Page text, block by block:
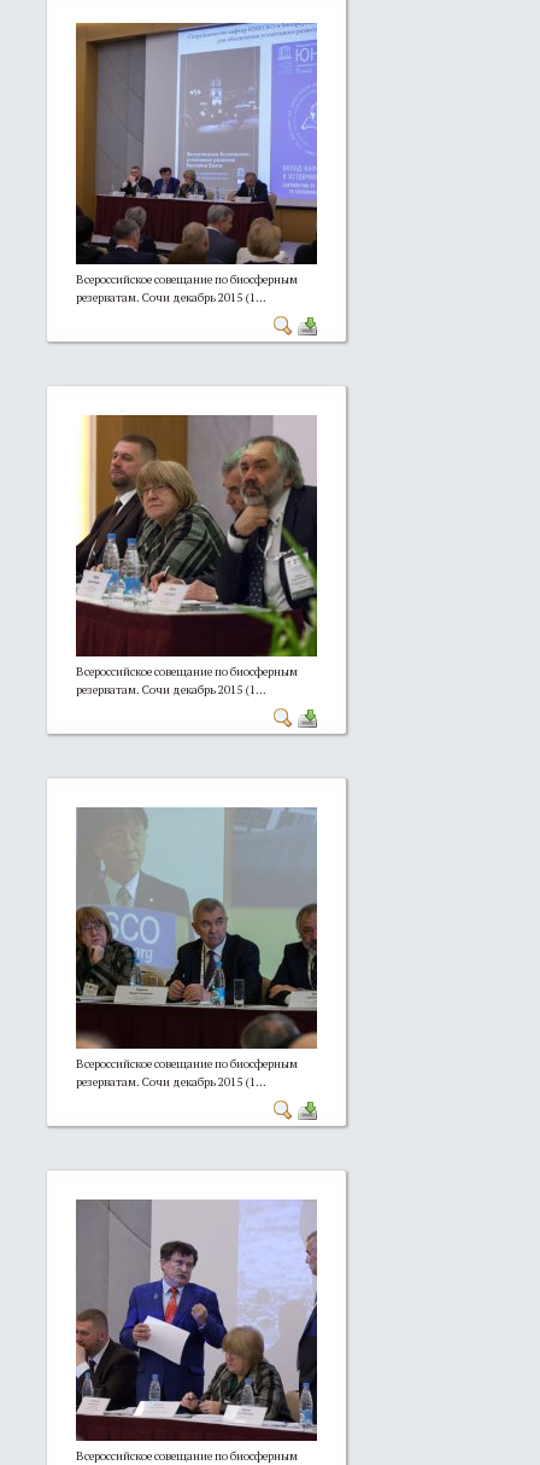
Всероссийское совещание по биосферным
резерватам. Сочи декабрь 2015 (1...
Всероссийское совещание по биосферным
резерватам. Сочи декабрь 2015 (1...
Всероссийское совещание по биосферным
резерватам. Сочи декабрь 2015 (1...
Всероссийское совещание по биосферным